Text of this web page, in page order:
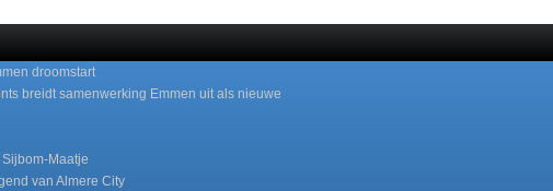
droomstart
breidt samenwerking Emmen uit als nieuwe
Maatje
van Almere City